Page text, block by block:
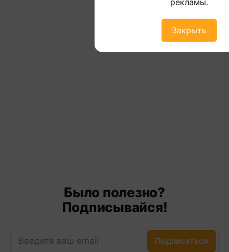
Закрыть
Было полезно?
Подписывайся!
Введите ваш email Подписаться